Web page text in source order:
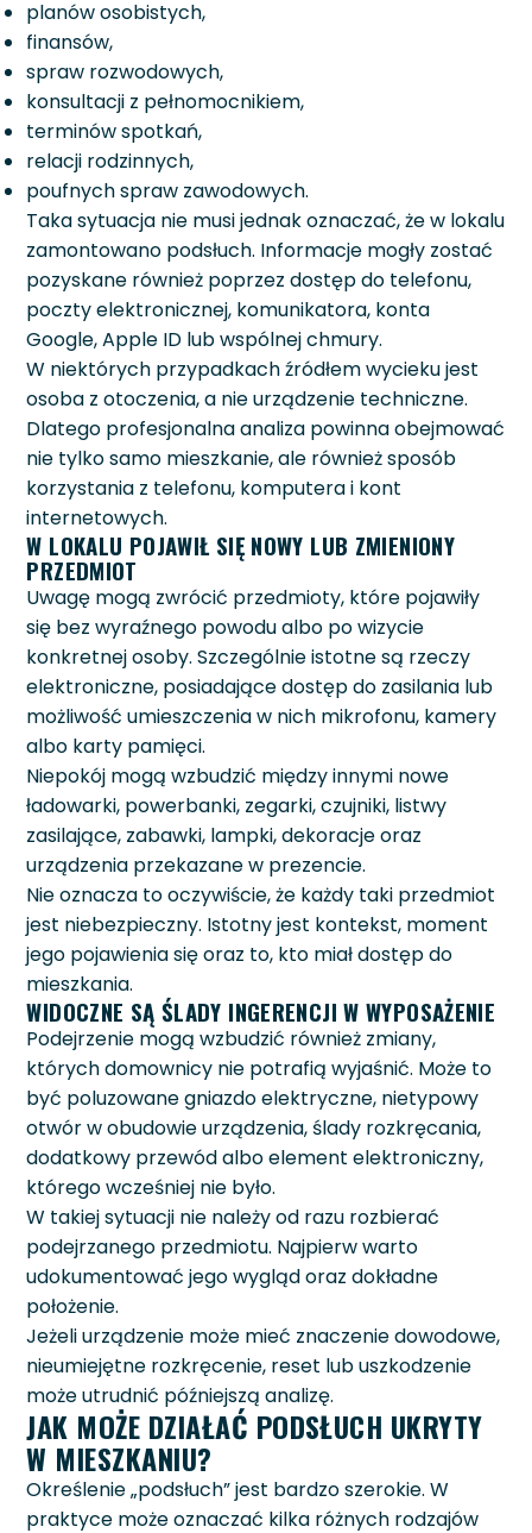
planów osobistych,
finansów,
spraw rozwodowych,
konsultacji z pełnomocnikiem,
terminów spotkań,
relacji rodzinnych,
poufnych spraw zawodowych.
Taka sytuacja nie musi jednak oznaczać, że w lokalu
zamontowano podsłuch. Informacje mogły zostać
pozyskane również poprzez dostęp do telefonu,
poczty elektronicznej, komunikatora, konta
Google, Apple ID lub wspólnej chmury.
W niektórych przypadkach źródłem wycieku jest
osoba z otoczenia, a nie urządzenie techniczne.
Dlatego profesjonalna analiza powinna obejmować
nie tylko samo mieszkanie, ale również sposób
korzystania z telefonu, komputera i kont
internetowych.
W LOKALU POJAWIŁ SIĘ NOWY LUB ZMIENIONY
PRZEDMIOT
Uwagę mogą zwrócić przedmioty, które pojawiły
się bez wyraźnego powodu albo po wizycie
konkretnej osoby. Szczególnie istotne są rzeczy
elektroniczne, posiadające dostęp do zasilania lub
możliwość umieszczenia w nich mikrofonu, kamery
albo karty pamięci.
Niepokój mogą wzbudzić między innymi nowe
ładowarki, powerbanki, zegarki, czujniki, listwy
zasilające, zabawki, lampki, dekoracje oraz
urządzenia przekazane w prezencie.
Nie oznacza to oczywiście, że każdy taki przedmiot
jest niebezpieczny. Istotny jest kontekst, moment
jego pojawienia się oraz to, kto miał dostęp do
mieszkania.
WIDOCZNE SĄ ŚLADY INGERENCJI W WYPOSAŻENIE
Podejrzenie mogą wzbudzić również zmiany,
których domownicy nie potrafią wyjaśnić. Może to
być poluzowane gniazdo elektryczne, nietypowy
otwór w obudowie urządzenia, ślady rozkręcania,
dodatkowy przewód albo element elektroniczny,
którego wcześniej nie było.
W takiej sytuacji nie należy od razu rozbierać
podejrzanego przedmiotu. Najpierw warto
udokumentować jego wygląd oraz dokładne
położenie.
Jeżeli urządzenie może mieć znaczenie dowodowe,
nieumiejętne rozkręcenie, reset lub uszkodzenie
może utrudnić późniejszą analizę.
JAK MOŻE DZIAŁAĆ PODSŁUCH UKRYTY
W MIESZKANIU?
Określenie „podsłuch” jest bardzo szerokie. W
praktyce może oznaczać kilka różnych rodzajów